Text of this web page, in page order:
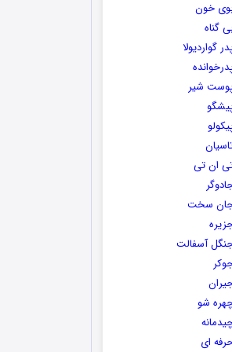
خون
گناه
گواردیولا
شیر
ان تی
سخت
آسفالت
شو
ای